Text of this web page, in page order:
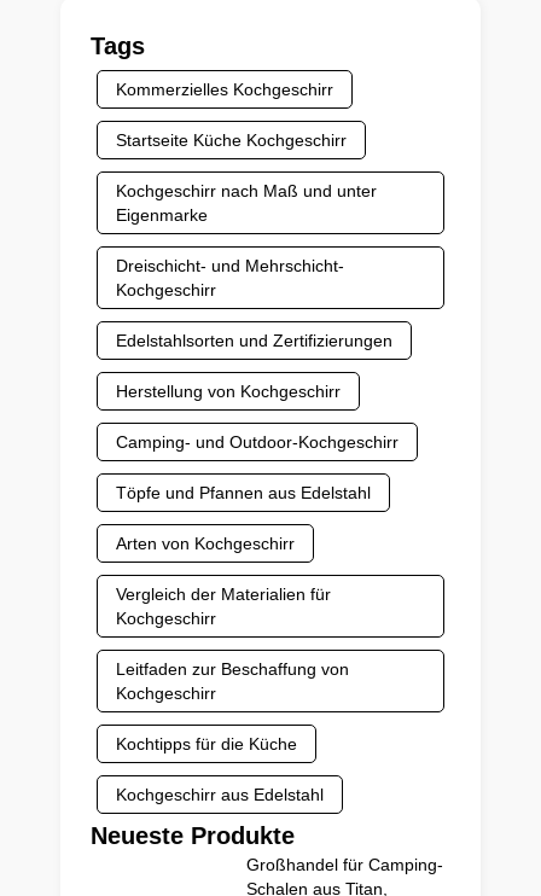
Tags
Kommerzielles Kochgeschirr
Startseite Küche Kochgeschirr
Kochgeschirr nach Maß und unter
Eigenmarke
Dreischicht- und Mehrschicht-
Kochgeschirr
Edelstahlsorten und Zertifizierungen
Herstellung von Kochgeschirr
Camping- und Outdoor-Kochgeschirr
Töpfe und Pfannen aus Edelstahl
Arten von Kochgeschirr
Vergleich der Materialien für
Kochgeschirr
Leitfaden zur Beschaffung von
Kochgeschirr
Kochtipps für die Küche
Kochgeschirr aus Edelstahl
Neueste Produkte
Großhandel für Camping-
Schalen aus Titan,